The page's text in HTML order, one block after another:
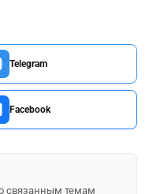
Telegram
Facebook
связанным темам